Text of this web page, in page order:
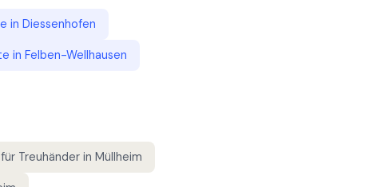
in Diessenhofen
in Felben-Wellhausen
Treuhänder in Müllheim